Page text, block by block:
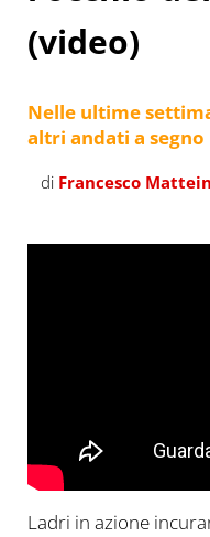
(video)
Nelle ultime
altri andati a segno
di Francesco
Ladri in azione